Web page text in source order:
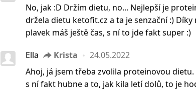
No, jak :D Držím dietu, no... Nejlepší je
držela dietu ketofit.cz a ta je senzační :)
plavek máš ještě čas, s ní to jde fakt super :)
Ella Krista
24.05.2022
Ahoj, já jsem třeba zvolila proteinovou dietu.
s ní fakt hubne a to, jak kila letí dolů, to je